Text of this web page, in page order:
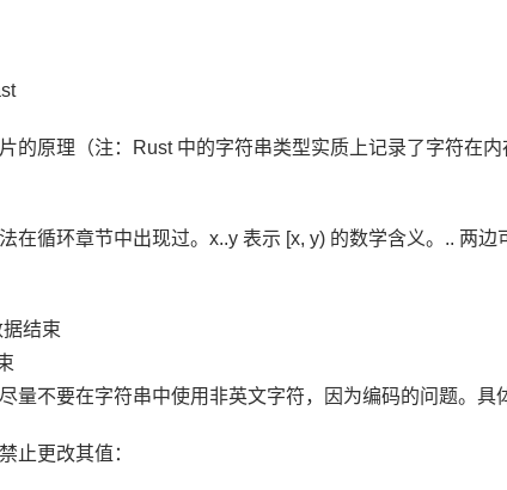
的原理（注：Rust 中的字符串类型实质上记录了字符在
在循环章节中出现过。x..y 表示 [x, y) 的数学含义。.. 两边
结束
量不要在字符串中使用非英文字符，因为编码的问题。具
止更改其值：